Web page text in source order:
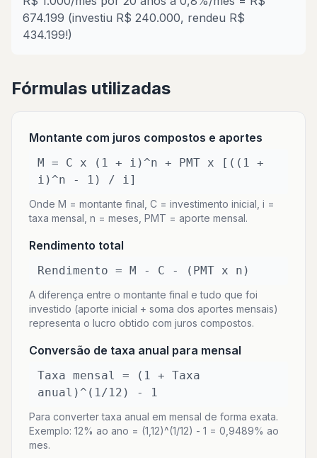
674.199 (investiu R$ 240.000, rendeu R$
434.199!)
Fórmulas utilizadas
Montante com juros compostos e aportes
M = C x (1 + i)^n + PMT x [((1 +
i)^n - 1) / i]
Onde M = montante final, C = investimento inicial, i =
taxa mensal, n = meses, PMT = aporte mensal.
Rendimento total
Rendimento = M - C - (PMT x n)
A diferença entre o montante final e tudo que foi
investido (aporte inicial + soma dos aportes mensais)
representa o lucro obtido com juros compostos.
Conversão de taxa anual para mensal
Taxa mensal = (1 + Taxa
anual)^(1/12) - 1
Para converter taxa anual em mensal de forma exata.
Exemplo: 12% ao ano = (1,12)^(1/12) - 1 = 0,9489% ao
mes.